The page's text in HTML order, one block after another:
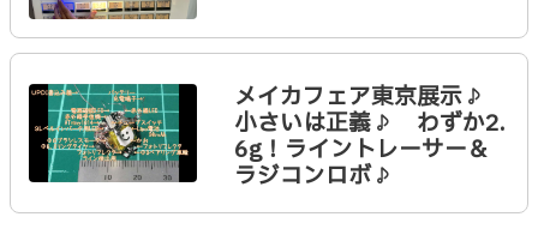
メイカフェア東京展示♪
小さいは正義♪ わずか2.
6g！ライントレーサー＆
ラジコンロボ♪